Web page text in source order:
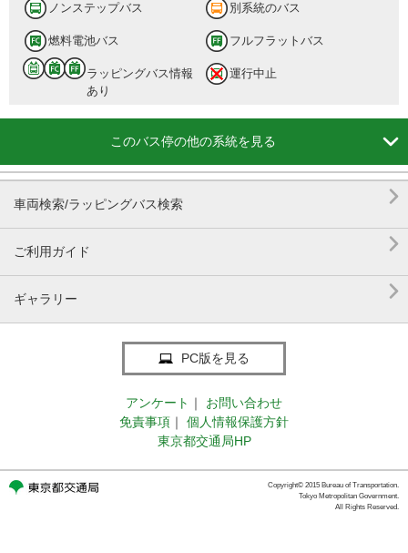
ノンステップバス 別系統のバス
燃料電池バス フルフラットバス
ラッピングバス情報
あり
運行中止
このバス停の他の系統を見る 
車両検索/ラッピングバス検索 
ご利用ガイド 
ギャラリー 
PC版を見る
アンケート ｜
お問い合わせ
免責事項 ｜
個人情報保護方針
東京都交通局HP
Copyright© 2015 Bureau of Transportation.
Tokyo Metropolitan Government.
All Rights Reserved.